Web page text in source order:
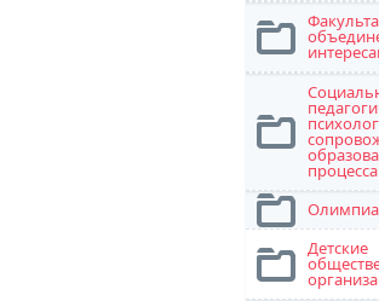
процесса